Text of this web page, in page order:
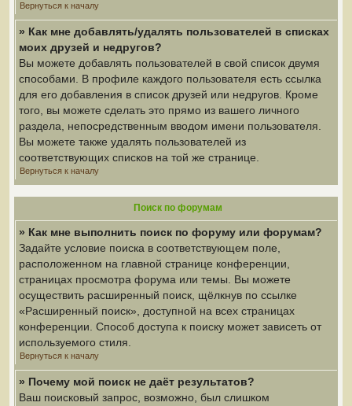
Вернуться к началу
» Как мне добавлять/удалять пользователей в списках
моих друзей и недругов?
Вы можете добавлять пользователей в свой список двумя
способами. В профиле каждого пользователя есть ссылка
для его добавления в список друзей или недругов. Кроме
того, вы можете сделать это прямо из вашего личного
раздела, непосредственным вводом имени пользователя.
Вы можете также удалять пользователей из
соответствующих списков на той же странице.
Вернуться к началу
Поиск по форумам
» Как мне выполнить поиск по форуму или форумам?
Задайте условие поиска в соответствующем поле,
расположенном на главной странице конференции,
страницах просмотра форума или темы. Вы можете
осуществить расширенный поиск, щёлкнув по ссылке
«Расширенный поиск», доступной на всех страницах
конференции. Способ доступа к поиску может зависеть от
используемого стиля.
Вернуться к началу
» Почему мой поиск не даёт результатов?
Ваш поисковый запрос, возможно, был слишком